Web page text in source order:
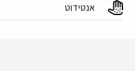
אנטידוט